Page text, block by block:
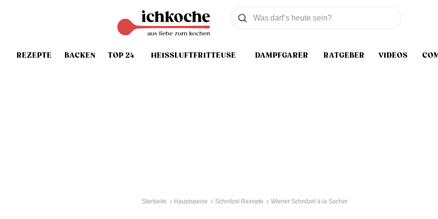
REZEPTE BACKEN TOP 24 HEISSLUFTFRITTEUSE DAMPFGARER RATGEBER VIDEOS
Was wollen Sie suchen
Suchen
Startseite Hauptspeise Schnitzel Rezepte Wiener Schnitzel à la Sacher